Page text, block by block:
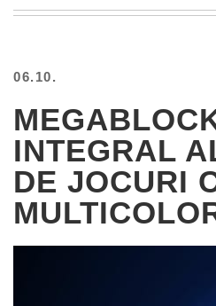
FACTS
GLANDS
FOREVER
ALONE
SELFIES
WEDDING
06.10.
INTEGRAL
DE JOCURI